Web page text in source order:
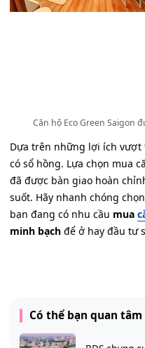
Căn hộ Eco Green Saigon
Dựa trên những lợi ích vượt
có sổ hồng. Lựa chọn mua
đã được bàn giao hoàn
suốt. Hãy nhanh chóng
bạn đang có nhu cầu mua
minh bạch để ở hay đầu tư
Có thể bạn quan tâm